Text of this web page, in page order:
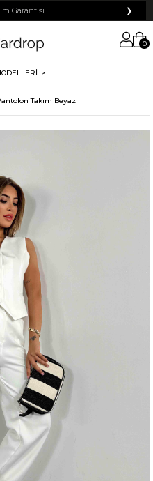
Garantisi ❯
0
Takım Beyaz